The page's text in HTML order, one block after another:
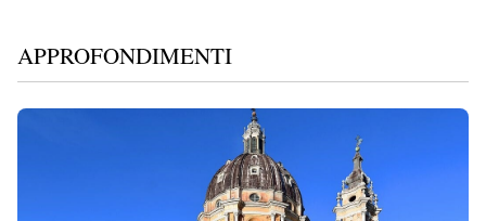
APPROFONDIMENTI